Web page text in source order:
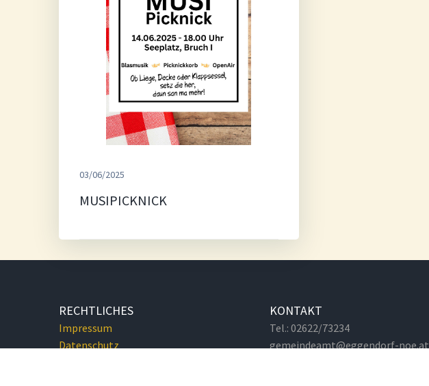
03/06/2025
MUSIPICKNICK
RECHTLICHES
Impressum
Datenschutz
KONTAKT
Tel.: 02622/73234
gemeindeamt@eggendorf-noe.at